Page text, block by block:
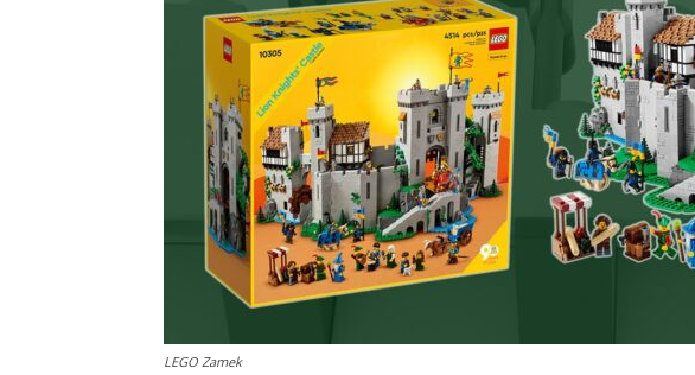
LEGO Zamek